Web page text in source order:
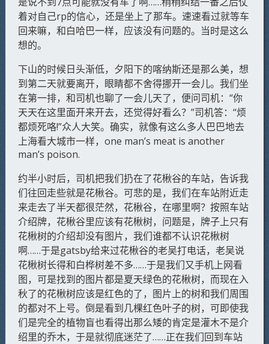
着对自己rp的信心，还是坐上了那车。速速看过就等车
回来嘛，和白哈巴一样，应该没有问题的。当时是这么
想的。
下山的时候日头渐低，夕阳下的喀纳斯还是那么美，想
到第二天就要离开，眼睛都不舍得挪开一会儿。我们坐
在第一排，和司机也聊了一会儿天了，便问司机：“你
天天在这里面开来开去，还觉得好看么？”司机答：“烦
都烦死咯!”众人大笑。确实，就像有这么多人巴巴地去
上海看大城市一样，one man’s meat is another
man’s poison.
约半小时后，司机把我们扔在了花楸谷的车站，告诉我
们往回走些就是花楸谷。可悲的是，我们在车站附近走
来走去了半天都很茫然，花楸谷，在哪里啊？按照车站
介绍牌，花楸谷里应该有花楸树，问题是，牌子上只有
花楸树的介绍却没有图片，我们谁都不认识花楸树
啊……于是gatsby给来过花楸谷的老吴打电话，老吴说
花楸树长得和白桦树差不多……于是我们又手机上网看
图，可是找到的图片都是夏天绿色的花楸树，而现在入
秋了的花楸树应该是红色的了，图片上的树和我们周围
的都对不上号。倒是看到几棵红色叶子的树，可即使我
们是完全的植物盲也看得出那么矮的肯定是灌木不是介
绍里的乔木，于是就彻底迷茫了……正在我们回到车站